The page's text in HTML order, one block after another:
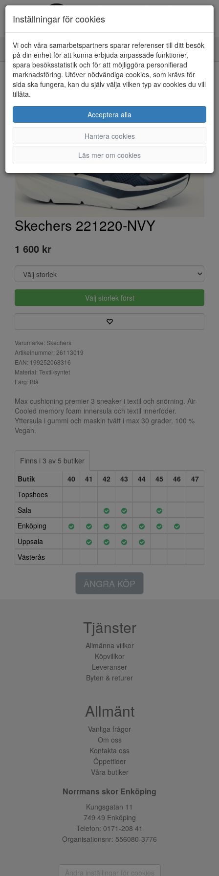
Toggle
navigation
HEM
Skechers 221220-NVY
1 600 kr
Välj storlek först
Varumärke: Skechers
Artikelnummer: 26113019
EAN: 199252068316
Material: Textil/syntet
Färg: Blå
Max cushioning premier 3 sneaker i textil och snörning. Air-
Cooled memory foam innersula och textil innerfoder.
Yttersula i gummi och maskin tvätt i max 30 grader. 100 %
Vegan.
Finns i 3 av 5 butiker
Butik
40 41 42 43 44 45 46
47
Topshoes
Sala
Enköping
Uppsala
Västerås
ÅNGRA KÖP
Inställningar för cookies
Vi och våra samarbetspartners sparar referenser till ditt besök
på din enhet för att kunna erbjuda anpassade funktioner,
spara besöksstatistik och för att möjliggöra personifierad
marknadsföring. Utöver nödvändiga cookies, som krävs för
sida ska fungera, kan du själv välja vilken typ av cookies du vill
tillåta.
Acceptera alla
Hantera cookies
Läs mer om cookies
Tjänster
Allmänna villkor
Köpvillkor
Leveranser
Byten & returer
Allmänt
Vanliga frågor
Om oss
Kontakta oss
Öppettider
Våra butiker
Norrmans skor Enköping
Kungsgatan 11
749 49 Enköping
Telefon: 0171-208 41
Organisationsnr: 556080-3776
Ändra inställingar för cookies